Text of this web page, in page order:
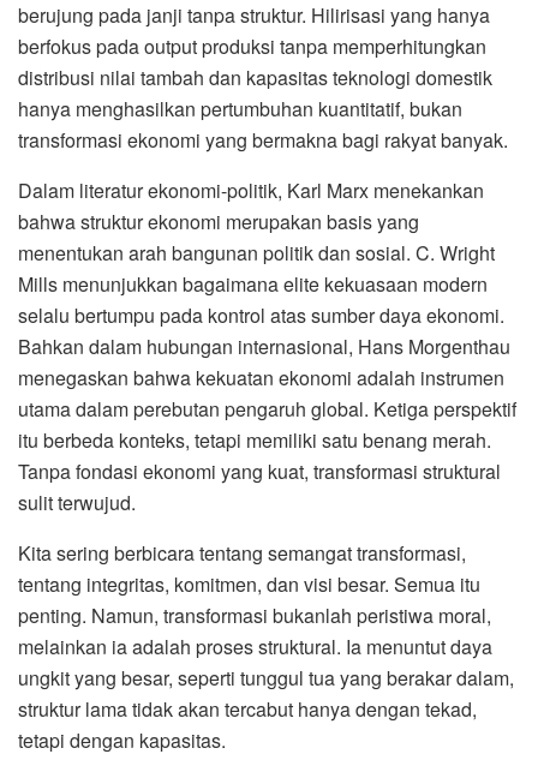
berujung pada janji tanpa struktur. Hilirisasi yang hanya
berfokus pada output produksi tanpa memperhitungkan
distribusi nilai tambah dan kapasitas teknologi domestik
hanya menghasilkan pertumbuhan kuantitatif, bukan
transformasi ekonomi yang bermakna bagi rakyat banyak.
Dalam literatur ekonomi-politik, Karl Marx menekankan
bahwa struktur ekonomi merupakan basis yang
menentukan arah bangunan politik dan sosial. C. Wright
Mills menunjukkan bagaimana elite kekuasaan modern
selalu bertumpu pada kontrol atas sumber daya ekonomi.
Bahkan dalam hubungan internasional, Hans Morgenthau
menegaskan bahwa kekuatan ekonomi adalah instrumen
utama dalam perebutan pengaruh global. Ketiga perspektif
itu berbeda konteks, tetapi memiliki satu benang merah.
Tanpa fondasi ekonomi yang kuat, transformasi struktural
sulit terwujud.
Kita sering berbicara tentang semangat transformasi,
tentang integritas, komitmen, dan visi besar. Semua itu
penting. Namun, transformasi bukanlah peristiwa moral,
melainkan ia adalah proses struktural. Ia menuntut daya
ungkit yang besar, seperti tunggul tua yang berakar dalam,
struktur lama tidak akan tercabut hanya dengan tekad,
tetapi dengan kapasitas.